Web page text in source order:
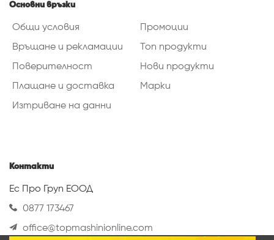
Основни връзки
Общи условия
Връщане и рекламации
Поверителност
Плащане и доставка
Изтриване на данни
Промоции
Топ продукти
Нови продукти
Марки
Контакти
Ес Про Груп ЕООД
0877 173467
office@topmashinionline.com